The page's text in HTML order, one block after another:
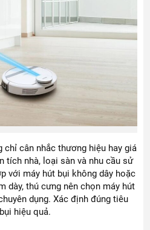
chỉ cân nhắc thương hiệu hay giá
tích nhà, loại sàn và nhu cầu sử
với máy hút bụi không dây hoặc
dày, thú cưng nên chọn máy hút
dụng. Xác định đúng tiêu
hiệu quả.